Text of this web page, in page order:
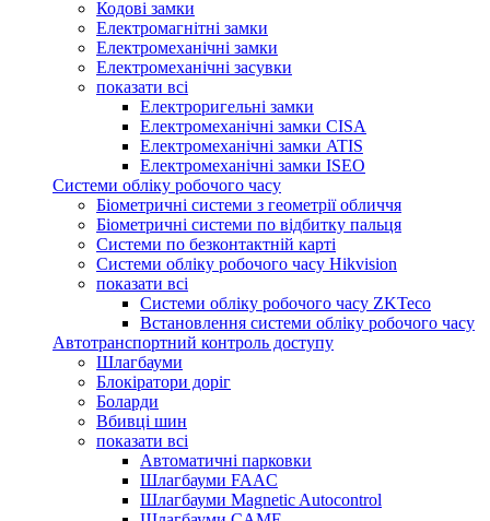
Кодові замки
Електромагнітні замки
Електромеханічні замки
Електромеханічні засувки
показати всі
Електроригельні замки
Електромеханічні замки CISA
Електромеханічні замки ATIS
Електромеханічні замки ISEO
Системи обліку робочого часу
Біометричні системи з геометрії обличчя
Біометричні системи по відбитку пальця
Системи по безконтактній карті
Системи обліку робочого часу Hikvision
показати всі
Системи обліку робочого часу ZKTeco
Встановлення системи обліку робочого часу
Автотранспортний контроль доступу
Шлагбауми
Блокіратори доріг
Боларди
Вбивці шин
показати всі
Автоматичні парковки
Шлагбауми FAAC
Шлагбауми Magnetic Autocontrol